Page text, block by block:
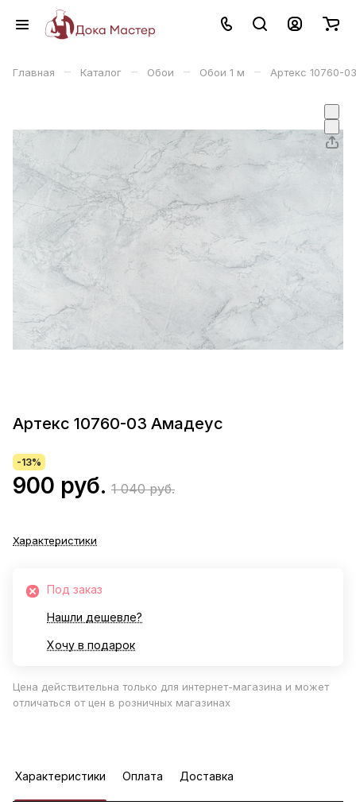
Главная – Каталог – Обои – Обои 1 м – Артекс 10760-
Артекс 10760-03 Амадеус
-13%
900 руб. 1 040 руб.
Характеристики
Под заказ
Нашли дешевле?
Хочу в подарок
Цена действительна только для интернет-магазина и может
отличаться от цен в розничных магазинах
Характеристики Оплата Доставка